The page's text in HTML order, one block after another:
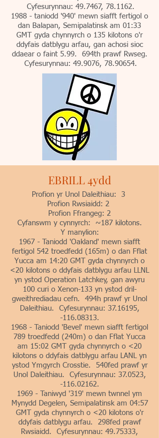
Cyfesurynnau: 49.7467, 78.1162.
1988 - taniodd '940' mewn siafft fertigol o
dan Balapan, Semipalatinsk am 01:33
GMT gyda chynnyrch o 135 kilotons o'r
ddyfais datblygu arfau, gan achosi sioc
ddaear o faint 5.99. 694th prawf Rwseg.
Cyfesurynnau: 49.9076, 78.90654.
EBRILL 4ydd
Profion yr Unol Daleithiau: 3
Profion Rwsiaidd: 2
Profion Ffrangeg: 2
Cyfanswm y cynnyrch: ~187 kilotons.
Y manylion:
1967 - Taniodd 'Oakland' mewn siafft
fertigol 542 troedfedd (165m) o dan Fflat
Yucca am 14:20 GMT gyda chynnyrch o
<20 kilotons o ddyfais datblygu arfau LLNL
yn ystod Operation Latchkey, gan awyru
100 curi o Xenon-133 yn ystod dril-
gweithrediadau cefn. 494h prawf yr Unol
Daleithiau. Cyfesurynnau: 37.16195,
-116.08313.
1968 - Taniodd 'Bevel' mewn siafft fertigol
789 troedfedd (240m) o dan Fflat Yucca
am 15:02 GMT gyda chynnyrch o <20
kilotons o ddyfais datblygu arfau LANL yn
ystod Ymgyrch Crosstie. 540fed prawf yr
Unol Daleithiau. Cyfesurynnau: 37.0523,
-116.02162.
1969 - Taniwyd '319' mewn twnnel ym
Mynydd Degelen, Semipalatinsk am 04:57
GMT gyda chynnyrch o <20 kilotons o'r
ddyfais datblygu arfau. 298fed prawf
Rwsiaidd. Cyfesurynnau: 49.75333,